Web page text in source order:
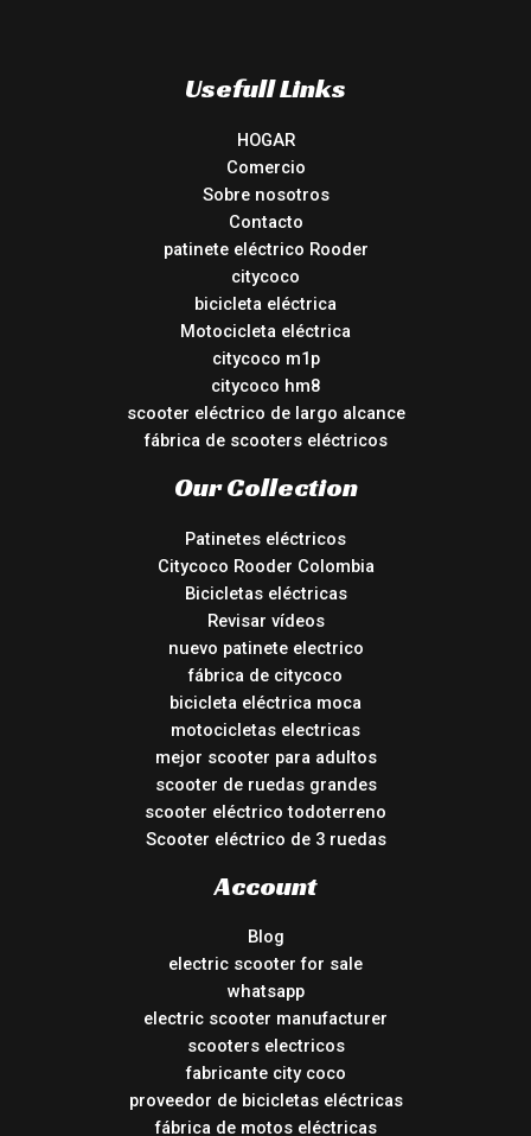
Usefull Links
HOGAR
Comercio
Sobre nosotros
Contacto
patinete eléctrico Rooder
citycoco
bicicleta eléctrica
Motocicleta eléctrica
citycoco m1p
citycoco hm8
scooter eléctrico de largo alcance
fábrica de scooters eléctricos
Our Collection
Patinetes eléctricos
Citycoco Rooder Colombia
Bicicletas eléctricas
Revisar vídeos
nuevo patinete electrico
fábrica de citycoco
bicicleta eléctrica moca
motocicletas electricas
mejor scooter para adultos
scooter de ruedas grandes
scooter eléctrico todoterreno
Scooter eléctrico de 3 ruedas
Account
Blog
electric scooter for sale
whatsapp
electric scooter manufacturer
scooters electricos
fabricante city coco
proveedor de bicicletas eléctricas
fábrica de motos eléctricas